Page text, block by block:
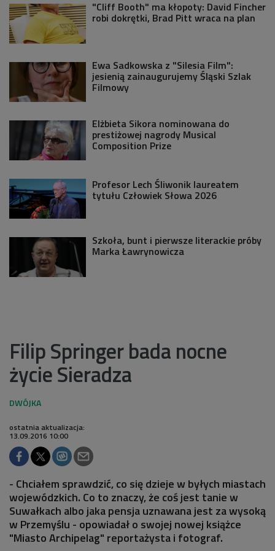
"Cliff Booth" ma kłopoty: David Fincher
robi dokrętki, Brad Pitt wraca na plan
Ewa Sadkowska z "Silesia Film":
jesienią zainaugurujemy Śląski Szlak
Filmowy
Elżbieta Sikora nominowana do
prestiżowej nagrody Musical
Composition Prize
Profesor Lech Śliwonik laureatem
tytułu Człowiek Słowa 2026
Szkoła, bunt i pierwsze literackie próby
Marka Ławrynowicza
Filip Springer bada nocne
życie Sieradza
ostatnia aktualizacja:
13.09.2016 10:00
- Chciałem sprawdzić, co się dzieje w byłych miastach
wojewódzkich. Co to znaczy, że coś jest tanie w
Suwałkach albo jaka pensja uznawana jest za wysoką
w Przemyślu - opowiadał o swojej nowej książce
"Miasto Archipelag" reportażysta i fotograf.